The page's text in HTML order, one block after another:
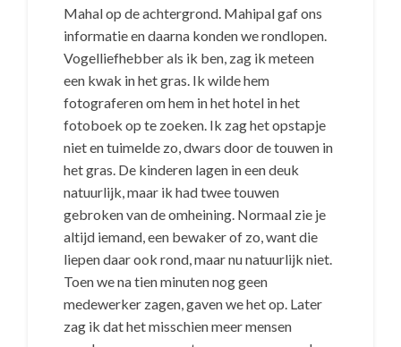
Mahal op de achtergrond. Mahipal gaf ons
informatie en daarna konden we rondlopen.
Vogelliefhebber als ik ben, zag ik meteen
een kwak in het gras. Ik wilde hem
fotograferen om hem in het hotel in het
fotoboek op te zoeken. Ik zag het opstapje
niet en tuimelde zo, dwars door de touwen in
het gras. De kinderen lagen in een deuk
natuurlijk, maar ik had twee touwen
gebroken van de omheining. Normaal zie je
altijd iemand, een bewaker of zo, want die
liepen daar ook rond, maar nu natuurlijk niet.
Toen we na tien minuten nog geen
medewerker zagen, gaven we het op. Later
zag ik dat het misschien meer mensen